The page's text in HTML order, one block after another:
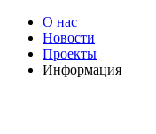
О нас
Новости
Проекты
Информация